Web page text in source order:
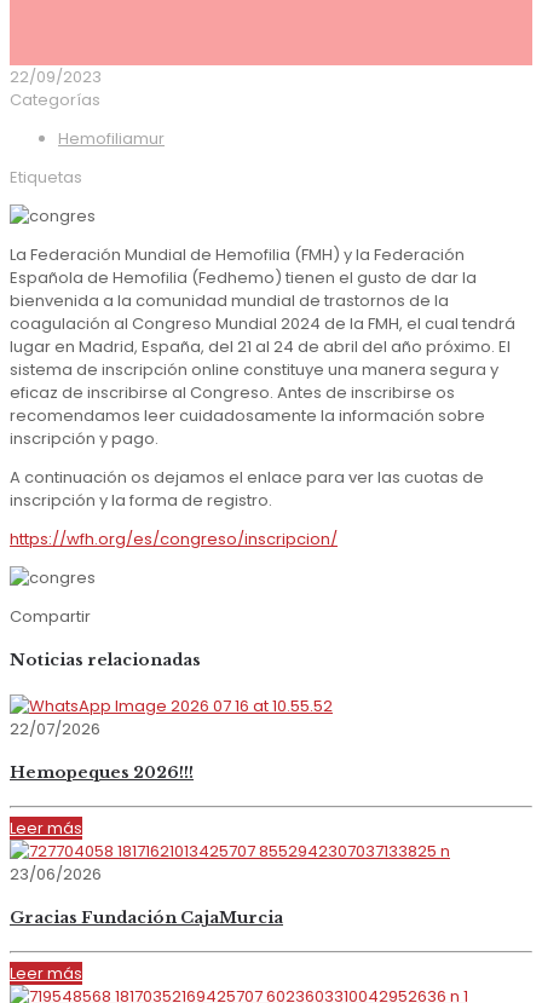
22/09/2023
Categorías
Hemofiliamur
Etiquetas
La Federación Mundial de Hemofilia (FMH) y la Federación
Española de Hemofilia (Fedhemo) tienen el gusto de dar la
bienvenida a la comunidad mundial de trastornos de la
coagulación al Congreso Mundial 2024 de la FMH, el cual tendrá
lugar en Madrid, España, del 21 al 24 de abril del año próximo. El
sistema de inscripción online constituye una manera segura y
eficaz de inscribirse al Congreso. Antes de inscribirse os
recomendamos leer cuidadosamente la información sobre
inscripción y pago.
A continuación os dejamos el enlace para ver las cuotas de
inscripción y la forma de registro.
https://wfh.org/es/congreso/inscripcion/
Compartir
Noticias relacionadas
22/07/2026
Hemopeques 2026!!!
Leer más
23/06/2026
Gracias Fundación CajaMurcia
Leer más